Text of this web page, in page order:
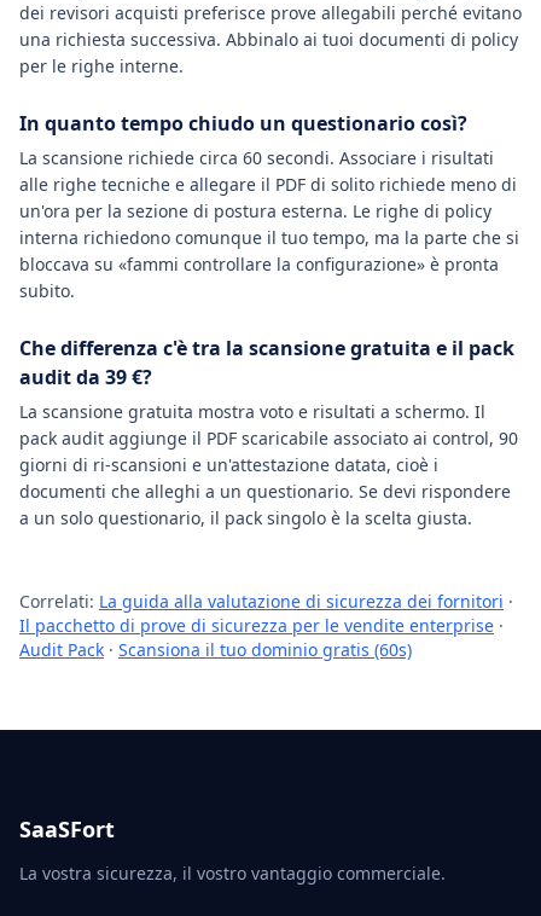
dei revisori acquisti preferisce prove allegabili perché evitano
una richiesta successiva. Abbinalo ai tuoi documenti di policy
per le righe interne.
In quanto tempo chiudo un questionario così?
La scansione richiede circa 60 secondi. Associare i risultati
alle righe tecniche e allegare il PDF di solito richiede meno di
un'ora per la sezione di postura esterna. Le righe di policy
interna richiedono comunque il tuo tempo, ma la parte che si
bloccava su «fammi controllare la configurazione» è pronta
subito.
Che differenza c'è tra la scansione gratuita e il pack
audit da 39 €?
La scansione gratuita mostra voto e risultati a schermo. Il
pack audit aggiunge il PDF scaricabile associato ai control, 90
giorni di ri-scansioni e un'attestazione datata, cioè i
documenti che alleghi a un questionario. Se devi rispondere
a un solo questionario, il pack singolo è la scelta giusta.
Correlati: La guida alla valutazione di sicurezza dei fornitori ·
Il pacchetto di prove di sicurezza per le vendite enterprise ·
Audit Pack · Scansiona il tuo dominio gratis (60s)
SaaSFort
La vostra sicurezza, il vostro vantaggio commerciale.